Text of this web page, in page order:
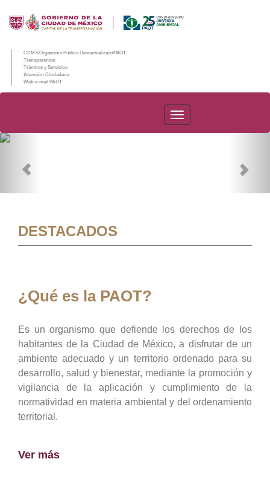
CDMX/Organismo Público Descentralizado/PAOT
Transparencia
Trámites y Servicios
Atención Ciudadana
Web e-mail PAOT
PAOT
DESTACADOS
¿Qué es la PAOT?
Es un organismo que defiende los derechos de los
habitantes de la Ciudad de México, a disfrutar de un
ambiente adecuado y un territorio ordenado para su
desarrollo, salud y bienestar, mediante la promoción y
vigilancia de la aplicación y cumplimiento de la
normatividad en materia ambiental y del ordenamiento
territorial.
Ver más